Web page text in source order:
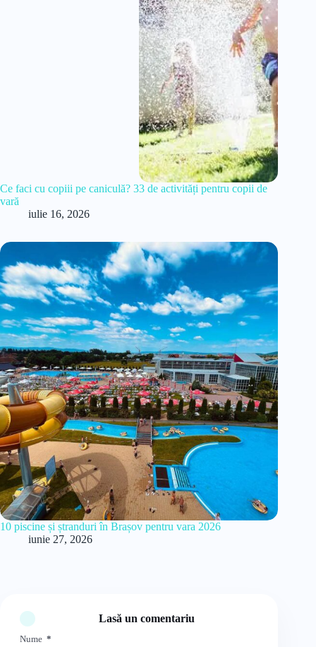
Ce faci cu copiii pe caniculă? 33 de activități pentru copii de
vară
iulie 16, 2026
10 piscine și ștranduri în Brașov pentru vara 2026
iunie 27, 2026
Lasă un comentariu
Nume *